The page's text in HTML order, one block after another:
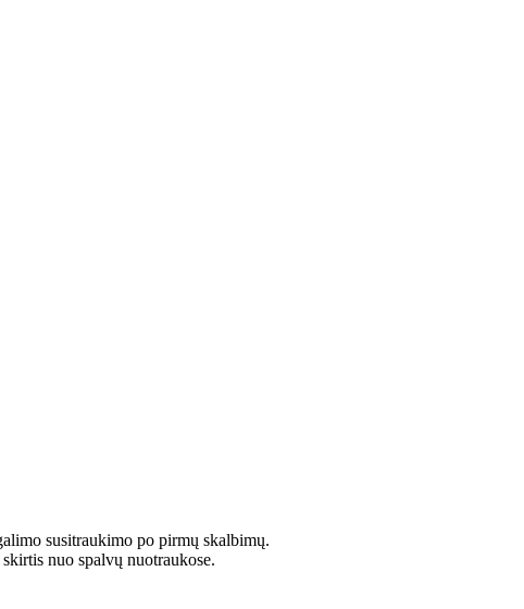
susitraukimo po pirmų skalbimų.
nuo spalvų nuotraukose.